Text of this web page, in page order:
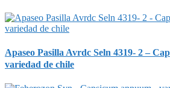
Apaseo Pasilla Avrdc Seln 4319- 2 –
variedad de chile